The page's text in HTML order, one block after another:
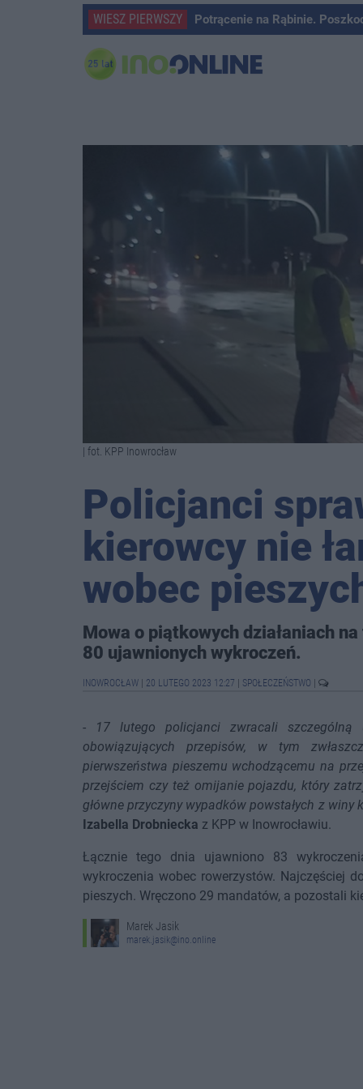
WIESZ PIERWSZY Potrącenie na Rąbinie.
| fot. KPP Inowrocław
Policjanci
kierowcy nie
wobec
Mowa o piątkowych działaniach
80 ujawnionych wykroczeń.
INOWROCŁAW 20 LUTEGO 2023 12:27 SPOŁECZEŃSTWO
-
17 lutego policjanci zwracali
obowiązujących przepisów, w tym
pierwszeństwa pieszemu wchodzącemu na
przejściem czy też omijanie pojazdu, który
główne przyczyny wypadków powstałych z
Izabella Drobniecka z KPP w Inowrocławiu.
Łącznie tego dnia ujawniono 83
wykroczenia wobec rowerzystów. Najczęściej
pieszych. Wręczono 29 mandatów, a pozostali
Marek Jasik
marek.jasik@ino.online